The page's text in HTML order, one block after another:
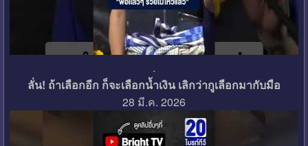
.
ลั่น! ถ้าเลือกอีก ก็จะเลือกน้ำเงิน เลิกว่ากูเลือกมากับมือ
28 มี.ค. 2026